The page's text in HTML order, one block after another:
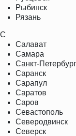
Рыбинск
Рязань
С
Салават
Самара
Санкт-Петербург
Саранск
Сарапул
Саратов
Саров
Севастополь
Северодвинск
Северск